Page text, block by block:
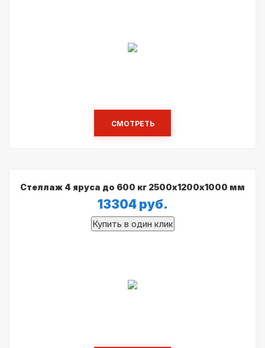
СМОТРЕТЬ
Стеллаж 4 яруса до 600 кг 2500х1200х1000 мм
13304руб.